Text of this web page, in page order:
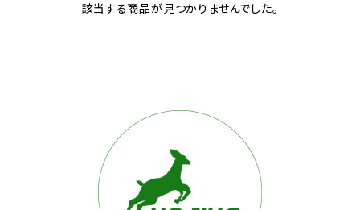
該当する商品が見つかりませんでした。